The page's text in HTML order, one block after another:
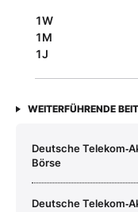
1W
1M
1J
WEITERFÜHRENDE
Deutsche
Börse
Deutsche